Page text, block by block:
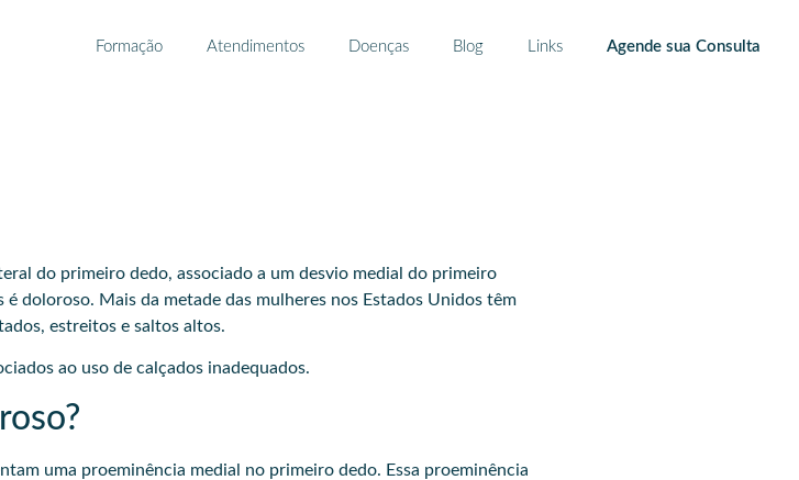
Formação Atendimentos Doenças Blog Links Agende sua Consulta
do primeiro dedo, associado a um desvio medial do primeiro
doloroso. Mais da metade das mulheres nos Estados Unidos têm
estreitos e saltos altos.
ao uso de calçados inadequados.
uma proeminência medial no primeiro dedo. Essa proeminência